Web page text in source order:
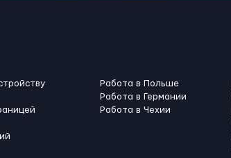
Работа в Польше
Работа в Германии
Работа в Чехии